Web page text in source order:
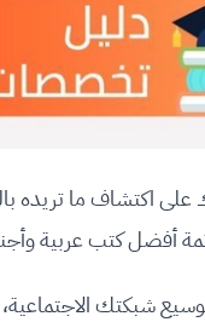
اكتشاف ما تريده
أفضل كتب عربية
شبكتك الاجتماعية،